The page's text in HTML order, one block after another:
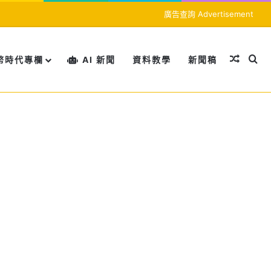
廣告查詢 Advertisement
時代專欄 AI 新聞 資料教學 新聞稿 隨機文
搜